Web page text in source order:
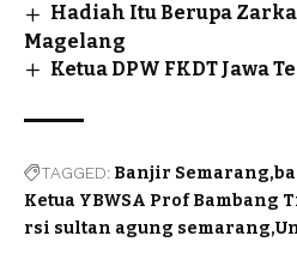
Hadiah Itu Berupa
Magelang
Ketua DPW FKDT Jawa
TAGGED: Banjir Semarang
Ketua YBWSA Prof Bambang
rsi sultan agung semarang